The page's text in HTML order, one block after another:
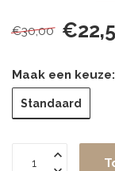
€30,00
Maak een keuze:
Standaard